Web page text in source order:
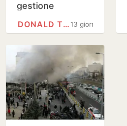
gestione
Hormuz con 13 giorni
DONALD TRUMP